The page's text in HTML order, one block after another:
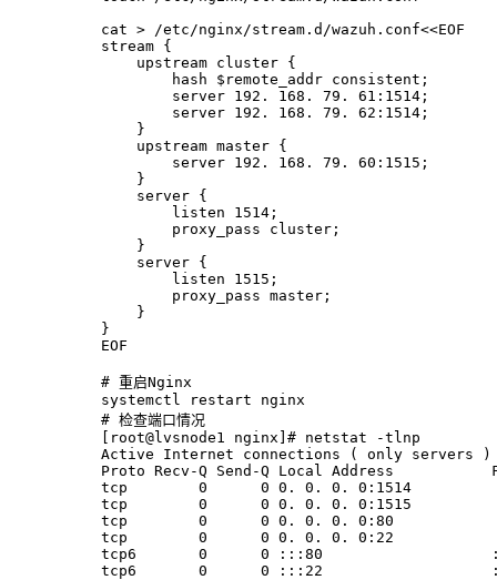
cat > /etc/nginx/stream.d/wazuh.conf<<EOF
stream {
    upstream cluster {
        hash $remote_addr consistent;
        server 192. 168. 79. 61:1514;
        server 192. 168. 79. 62:1514;
    }
    upstream master {
        server 192. 168. 79. 60:1515;
    }
    server {
        listen 1514;
        proxy_pass cluster;
    }
    server {
        listen 1515;
        proxy_pass master;
    }
}
EOF
# 重启Nginx
systemctl restart nginx
# 检查端口情况
[root@lvsnode1 nginx]# netstat -tlnp
Active Internet connections ( only servers )
Proto Recv-Q Send-Q Local Address
tcp        0      0 0. 0. 0. 0:1514
tcp        0      0 0. 0. 0. 0:1515
tcp        0      0 0. 0. 0. 0:80
tcp        0      0 0. 0. 0. 0:22
tcp6       0      0 :::80
tcp6       0      0 :::22